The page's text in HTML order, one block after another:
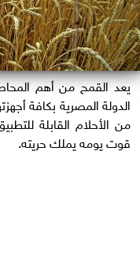
يعد القمح من أهم
الدولة المصرية بكافة
من الأحلام القابلة
قوت يومه يملك حريته.